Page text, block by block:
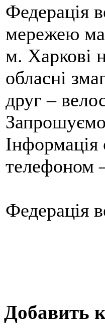
Федерація
мережею
м. Харкові
обласні
друг –
Інформація
телефоном
Федерація
Добавить